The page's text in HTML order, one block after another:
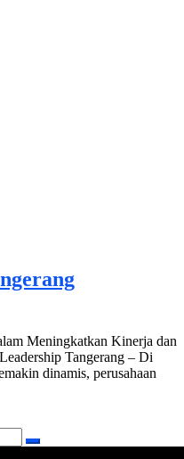
Meningkatkan Kinerja dan
Tangerang – Di
dinamis, perusahaan